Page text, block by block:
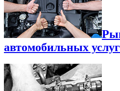
автомобильных